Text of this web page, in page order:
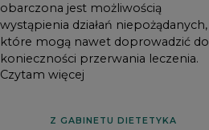
obarczona jest możliwością
wystąpienia działań niepożądanych,
które mogą nawet doprowadzić do
konieczności przerwania leczenia.
Czytam więcej
Z GABINETU DIETETYKA